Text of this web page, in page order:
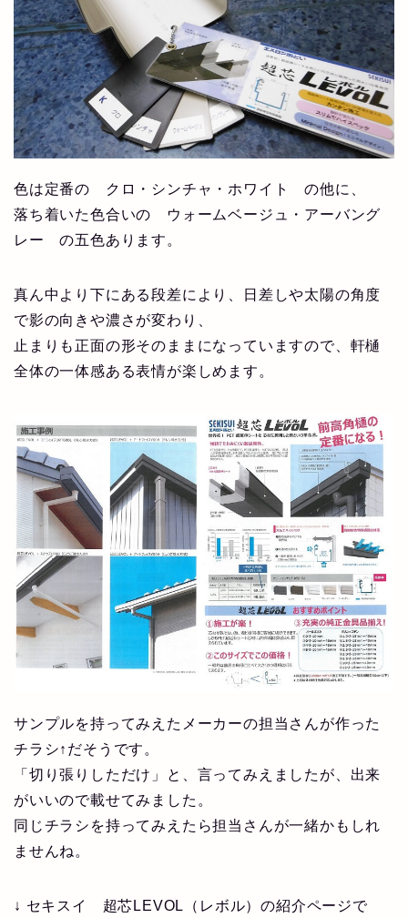
色は定番の クロ・シンチャ・ホワイト の他に、
落ち着いた色合いの ウォームベージュ・アーバング
レー の五色あります。
真ん中より下にある段差により、日差しや太陽の角度
で影の向きや濃さが変わり、
止まりも正面の形そのままになっていますので、軒樋
全体の一体感ある表情が楽しめます。
サンプルを持ってみえたメーカーの担当さんが作った
チラシ↑だそうです。
「切り張りしただけ」と、言ってみえましたが、出来
がいいので載せてみました。
同じチラシを持ってみえたら担当さんが一緒かもしれ
ませんね。
↓ セキスイ 超芯LEVOL（レボル）の紹介ページで